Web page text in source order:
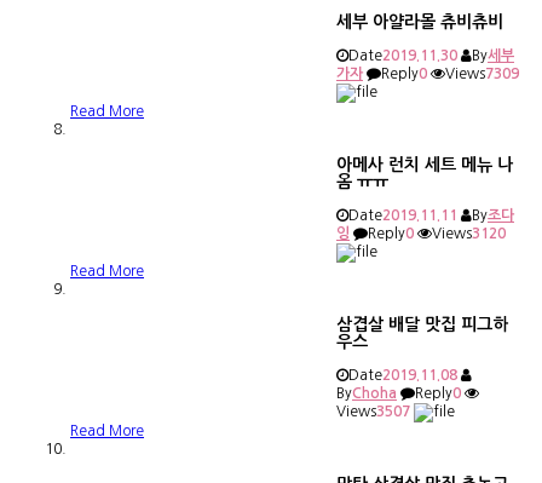
세부 아얄라몰 츄비츄비
Date2019.11.30 By세부
가자
Reply0 Views7309
Read More
아메사 런치 세트 메뉴 나
옴 ㅠㅠ
Date2019.11.11 By조다
잉
Reply0 Views3120
Read More
삼겹살 배달 맛집 피그하
우스
Date2019.11.08
ByChoha Reply0
Views3507
Read More